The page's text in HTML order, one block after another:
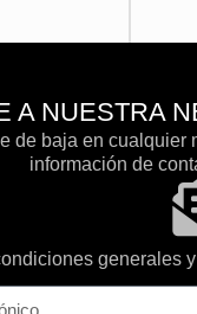
A NUESTRA
de baja en cualquier
información de
generales